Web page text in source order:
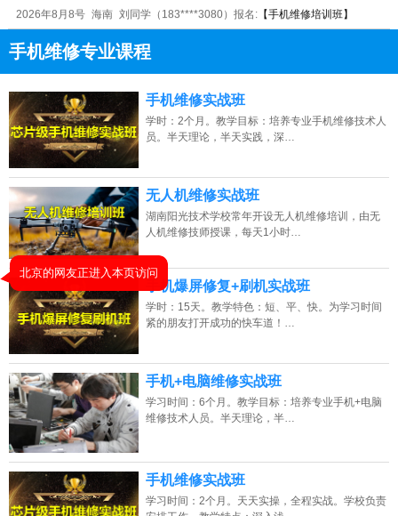
2026年8月8号_海南_刘同学（183****3080）报名: 【手机维修培训班】
2026年8月8号_江苏_苏同学（138****4437）报名:
2026年8月8号黑龙江陈同学（137****3535）报名:【手机维修培训班】
2026年8月8号_海南_刘同学（138****6891）报名:
2026年8月8号_陕西_马同学（139****8518）报名:
2026年8月8号_河北_代同学（130****9558）报名:【手机维修培训班】
2026年8月8号_福建_卢同学（138****8521）报名:
手机维修专业课程
点击免费咨询电话：13807313137
手机维修实战班
学时：2个月。教学目标：培养专业手机维修技术人
员。半天理论，半天实践，深…
无人机维修实战班
湖南阳光技术学校常年开设无人机维修培训，由无
人机维修技师授课，每天1小时…
手机爆屏修复+刷机实战班
学时：15天。教学特色：短、平、快。为学习时间
紧的朋友打开成功的快车道！…
手机+电脑维修实战班
学习时间：6个月。教学目标：培养专业手机+电脑
维修技术人员。半天理论，半…
手机维修实战班
学习时间：2个月。天天实操，全程实战。学校负责